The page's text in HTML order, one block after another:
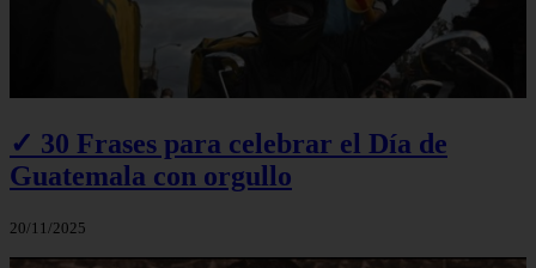
✓ 30 Frases para celebrar el Día de
Guatemala con orgullo
20/11/2025